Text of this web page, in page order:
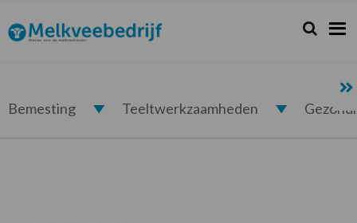
de
hoofdnavigatie
de
hoofd
de
eerste
de
voettekst
Melkveebedrijf.nl Zoeken...
Zoek
Bemesting Teeltwerkzaamheden